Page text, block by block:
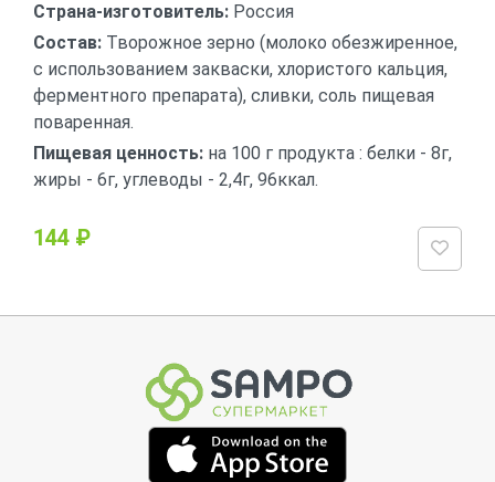
Страна-изготовитель: Россия
Состав: Творожное зерно (молоко обезжиренное,
с использованием закваски, хлористого кальция,
ферментного препарата), сливки, соль пищевая
поваренная.
Пищевая ценность: на 100 г продукта : белки - 8г,
жиры - 6г, углеводы - 2,4г, 96ккал.
144 ₽